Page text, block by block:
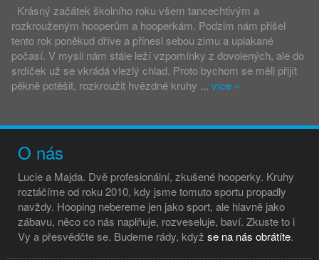
Krásný začátek školního roku všem tancechtivým a
rozkrouženým hooperům a hooperkám. Podzim nám přišel
tento rok poněkud dříve a přinesl sebou zimu a uplakané
počasí. V mysli nám stále leží vzpomínky z dovolených, ale do
srdíček už se vkrádá vlezlý chlad. Proto bychom se měli přijít
pěkně potěšit, rozkroužit hvězdné kruhy ... více »
O nás
Lucie a Majda. Dvě profesionální, zkušené hooperky. Kruhy
roztáčíme od roku 2010, kdy jsme tomuto sportu propadly
navždy. Hooping nebereme jen jako sport, ale hlavně jako
zábavu, něco co nás naplňuje, rozveseluje, baví. Zkuste to i
Vy a přesvědčte se. Budeme rády, když se na nás obrátíte.